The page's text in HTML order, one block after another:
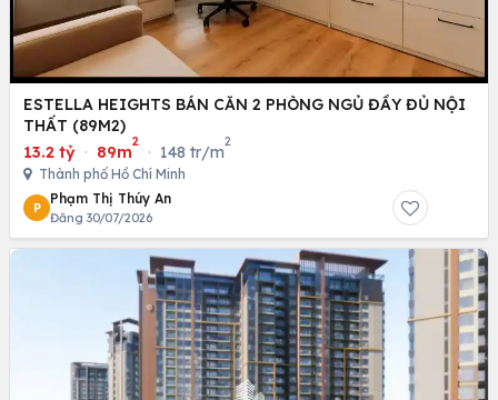
ESTELLA HEIGHTS BÁN CĂN 2 PHÒNG NGỦ ĐẦY ĐỦ NỘI
THẤT (89M2)
13.2 tỷ · 89m
2
· 148 tr/m
2
Thành phố Hồ Chí Minh
P
Phạm Thị Thúy An
Đăng 30/07/2026